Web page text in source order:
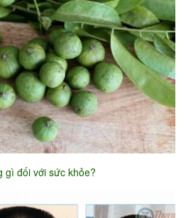
gì đối với sức khỏe?